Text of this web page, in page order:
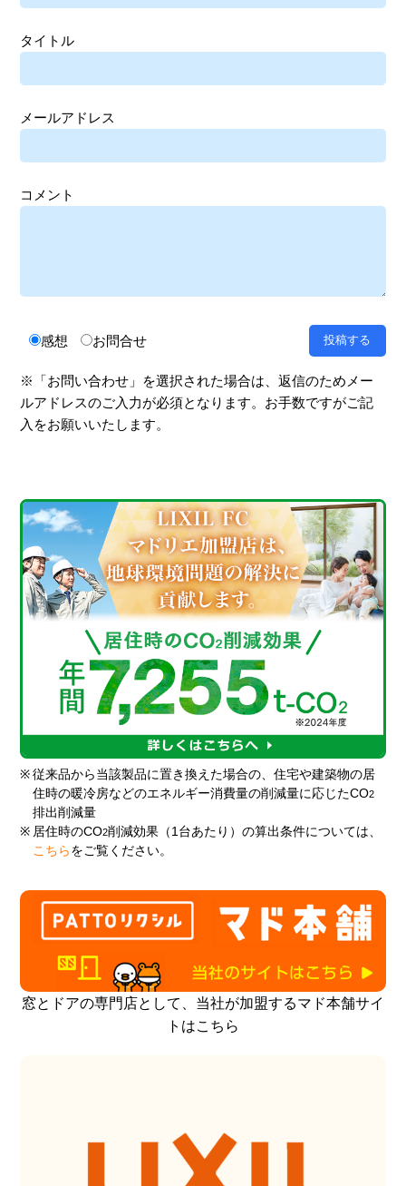
タイトル
メールアドレス
コメント
感想 お問合せ
※「お問い合わせ」を選択された場合は、返信のためメー
ルアドレスのご入力が必須となります。お手数ですがご記
入をお願いいたします。
※ 従来品から当該製品に置き換えた場合の、住宅や建築物の居
住時の暖冷房などのエネルギー消費量の削減量に応じたCO2
排出削減量
※ 居住時のCO2削減効果（1台あたり）の算出条件については、
こちら をご覧ください。
窓とドアの専門店として、当社が加盟するマド本舗サイ
トはこちら